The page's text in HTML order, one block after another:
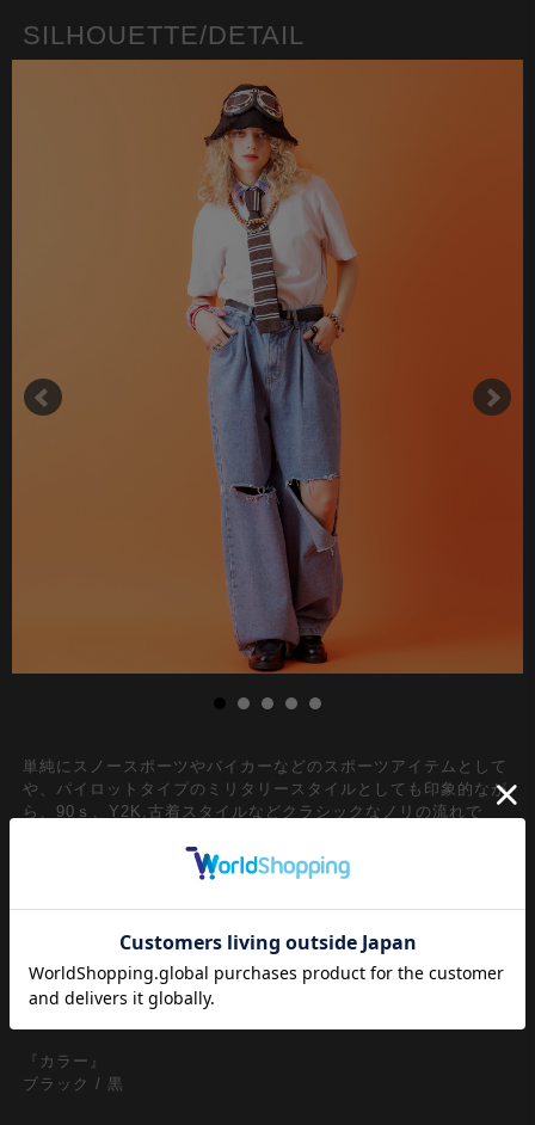
SILHOUETTE/DETAIL
単純にスノースポーツやバイカーなどのスポーツアイテムとして
や、パイロットタイプのミリタリースタイルとしても印象的なが
ら、90ｓ、Y2K,古着スタイルなどクラシックなノリの流れで
タイルは逆に今新鮮。
つインパクト先行なイメージながら、そのままかけてはもちろん
キャップやハットやニット帽などの帽子の上から重ね付けして
も、ネックレス感覚で首にかけてもコーディネートに馴染んでく
『カラー』
ブラック / 黒